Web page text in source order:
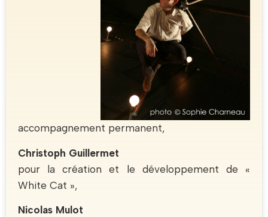
accompagnement permanent,
Christoph Guillermet
pour la création et le développement de «
White Cat »,
Nicolas Mulot